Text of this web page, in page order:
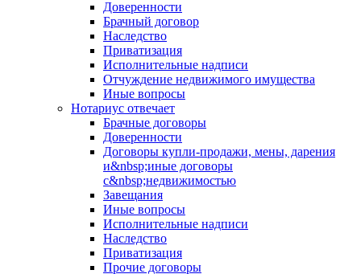
Доверенности
Брачный договор
Наследство
Приватизация
Исполнительные надписи
Отчуждение недвижимого имущества
Иные вопросы
Нотариус отвечает
Брачные договоры
Доверенности
Договоры купли-продажи, мены, дарения
и&nbsp;иные договоры
с&nbsp;недвижимостью
Завещания
Иные вопросы
Исполнительные надписи
Наследство
Приватизация
Прочие договоры